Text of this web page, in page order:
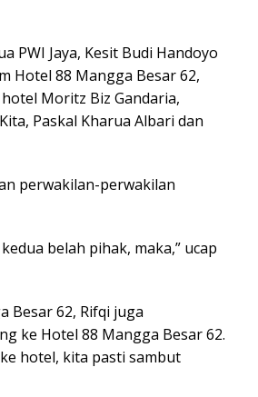
PWI Jaya, Kesit Budi Handoyo
Hotel 88 Mangga Besar 62,
Moritz Biz Gandaria,
Paskal Kharua Albari dan
perwakilan-perwakilan
belah pihak, maka,” ucap
Besar 62, Rifqi juga
ke Hotel 88 Mangga Besar 62.
hotel, kita pasti sambut